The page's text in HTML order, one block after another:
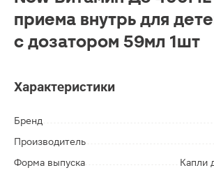
приема внутрь для
с дозатором 59мл 1шт
Характеристики
Бренд
Производитель
Форма выпуска
Капли